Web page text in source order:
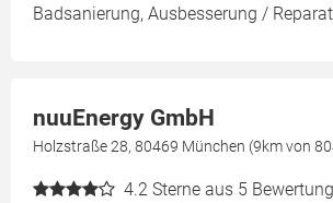
Badsanierung, Ausbesserung /
nuuEnergy GmbH
Holzstraße 28, 80469 München (9km von
4.2 Sterne aus 5